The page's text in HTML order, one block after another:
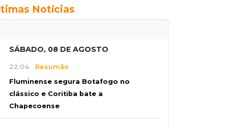
Notícias
SÁBADO, 08 DE AGOSTO
22:04 Resumão
Fluminense segura Botafogo no
clássico e Coritiba bate a
Chapecoense